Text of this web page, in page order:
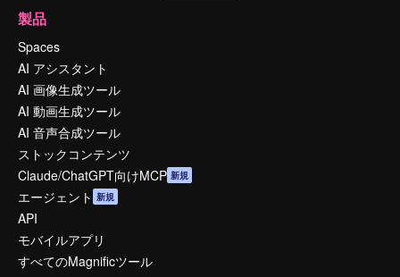
製品
Spaces
AI アシスタント
AI 画像生成ツール
AI 動画生成ツール
AI 音声合成ツール
ストックコンテンツ
Claude/ChatGPT向けMCP 新規
エージェント 新規
API
モバイルアプリ
すべてのMagnificツール